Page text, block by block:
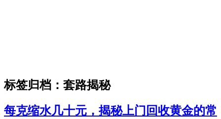
标签归档： 套路揭秘
每克缩水几十元，揭秘上门回收黄金的常